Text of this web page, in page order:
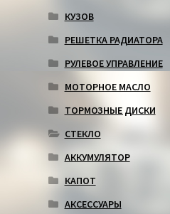
КУЗОВ
РЕШЕТКА РАДИАТОРА
РУЛЕВОЕ УПРАВЛЕНИЕ
МОТОРНОЕ МАСЛО
ТОРМОЗНЫЕ ДИСКИ
СТЕКЛО
АККУМУЛЯТОР
КАПОТ
АКСЕССУАРЫ